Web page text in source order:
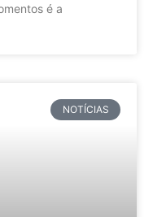
é a
NOTÍCIAS